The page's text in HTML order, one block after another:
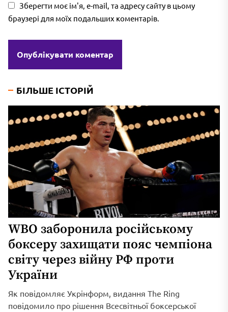
Зберегти моє ім'я, e-mail, та адресу сайту в цьому
браузері для моїх подальших коментарів.
БІЛЬШЕ ІСТОРІЙ
WBO заборонила російському
боксеру захищати пояс чемпіона
світу через війну РФ проти
України
Як повідомляє Укрінформ, видання The Ring
повідомило про рішення Всесвітньої боксерської